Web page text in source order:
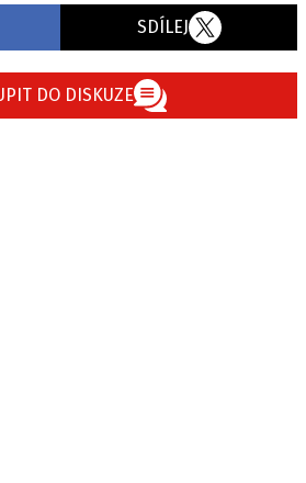
SDÍLEJ
DO DISKUZE